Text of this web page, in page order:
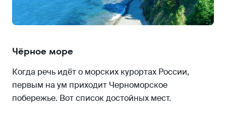
Чёрное море
Когда речь идёт о морских курортах России,
первым на ум приходит Черноморское
побережье. Вот список достойных мест.